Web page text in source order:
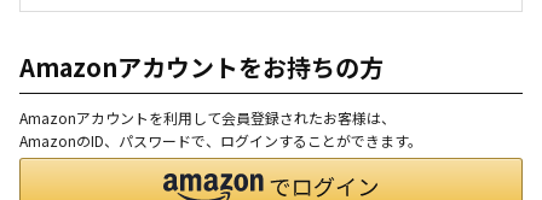
Amazonアカウントをお持ちの方
Amazonアカウントを利用して会員登録されたお客様は、
AmazonのID、パスワードで、ログインすることができます。